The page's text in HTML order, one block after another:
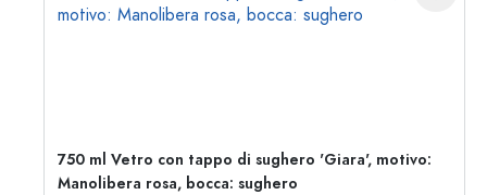
750 ml Vetro con tappo di sughero 'Giara', motivo:
Manolibera rosa, bocca: sughero